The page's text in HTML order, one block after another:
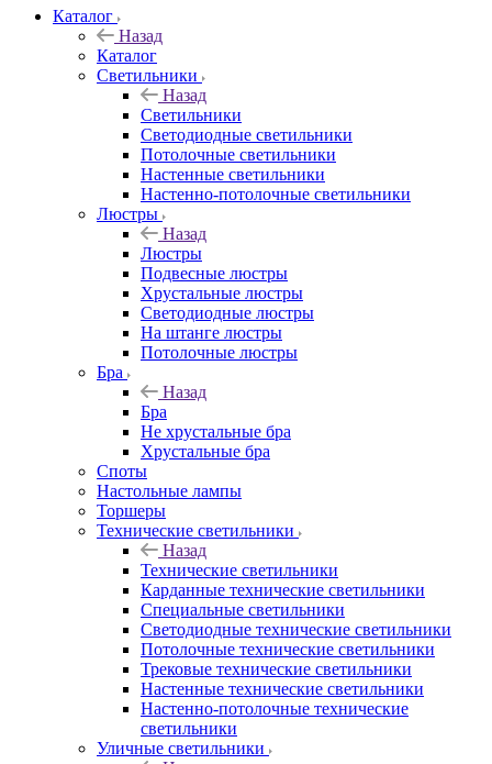
Каталог
Назад
Каталог
Светильники
Назад
Светильники
Светодиодные светильники
Потолочные светильники
Настенные светильники
Настенно-потолочные светильники
Люстры
Назад
Люстры
Подвесные люстры
Хрустальные люстры
Светодиодные люстры
На штанге люстры
Потолочные люстры
Бра
Назад
Бра
Не хрустальные бра
Хрустальные бра
Споты
Настольные лампы
Торшеры
Технические светильники
Назад
Технические светильники
Карданные технические светильники
Специальные светильники
Светодиодные технические светильники
Потолочные технические светильники
Трековые технические светильники
Настенные технические светильники
Настенно-потолочные технические
светильники
Уличные светильники